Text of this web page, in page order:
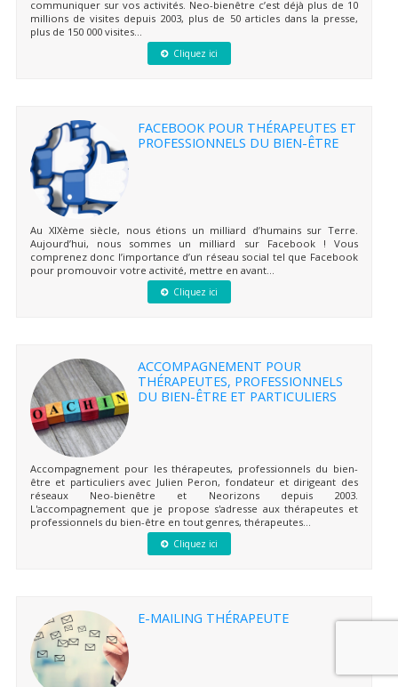
communiquer sur vos activités. Neo-bienêtre c’est déjà plus de 10
millions de visites depuis 2003, plus de 50 articles dans la presse,
plus de 150 000 visites...
Cliquez ici
FACEBOOK POUR THÉRAPEUTES ET
PROFESSIONNELS DU BIEN-ÊTRE
Au XIXème siècle, nous étions un milliard d’humains sur Terre.
Aujourd’hui, nous sommes un milliard sur Facebook ! Vous
comprenez donc l’importance d’un réseau social tel que Facebook
pour promouvoir votre activité, mettre en avant...
Cliquez ici
ACCOMPAGNEMENT POUR
THÉRAPEUTES, PROFESSIONNELS
DU BIEN-ÊTRE ET PARTICULIERS
Accompagnement pour les thérapeutes, professionnels du bien-
être et particuliers avec Julien Peron, fondateur et dirigeant des
réseaux Neo-bienêtre et Neorizons depuis 2003.
L'accompagnement que je propose s'adresse aux thérapeutes et
professionnels du bien-être en tout genres, thérapeutes...
Cliquez ici
E-MAILING THÉRAPEUTE